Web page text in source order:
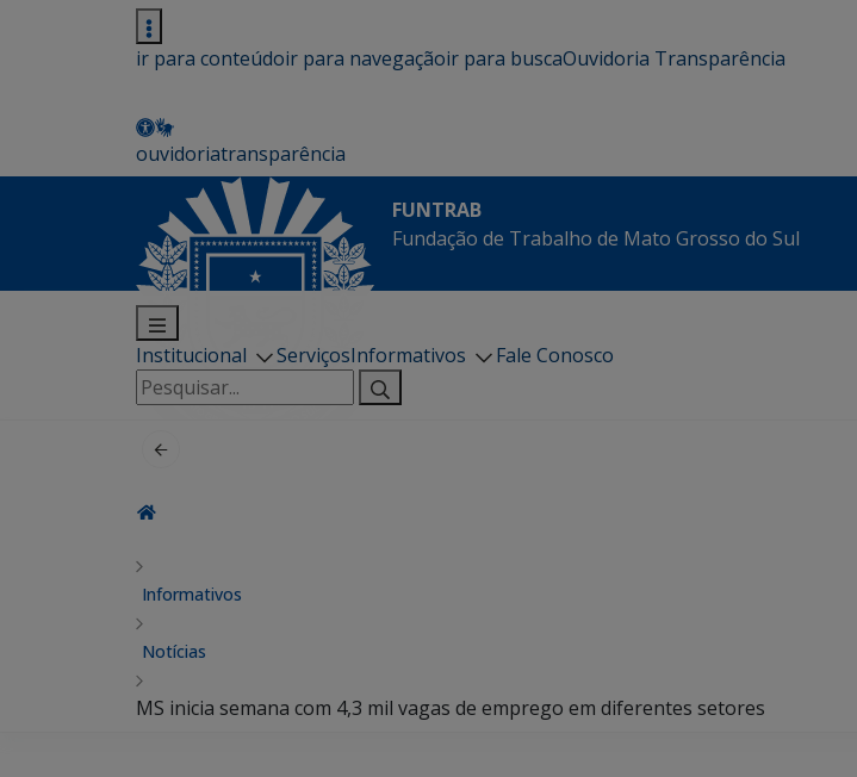
ir para conteúdoir para navegaçãoir para buscaOuvidoria Transparência
ouvidoriatransparência
FUNTRAB
Fundação de Trabalho de Mato Grosso do Sul
Institucional ServiçosInformativos
Fale Conosco
Pesquisar
por:
Informativos
Notícias
MS inicia semana com 4,3 mil vagas de emprego em diferentes setores